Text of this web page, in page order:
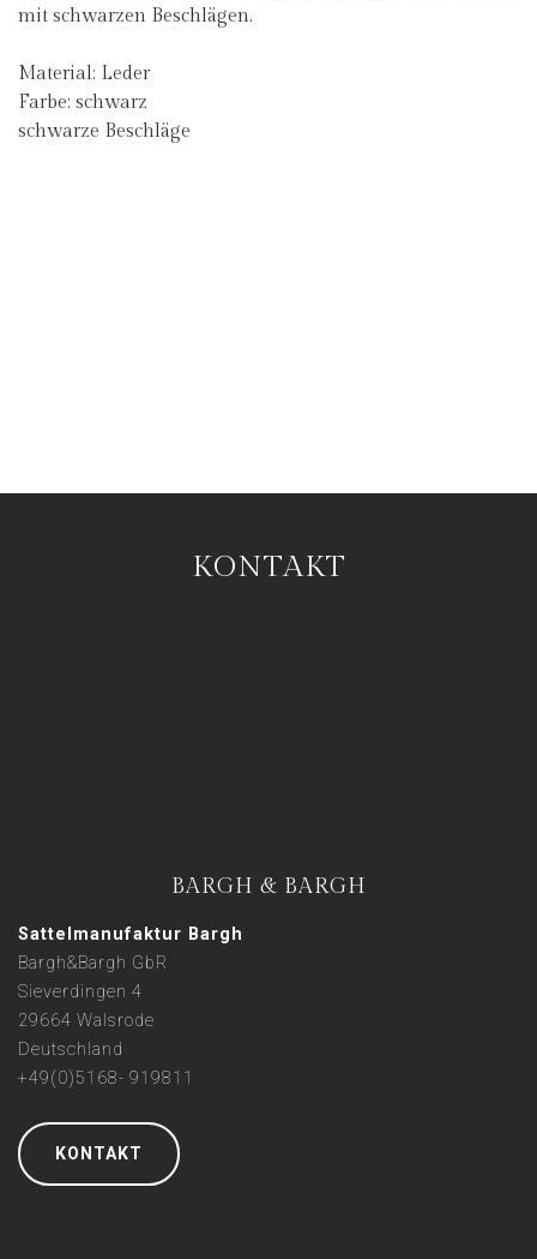
mit schwarzen Beschlägen.
Material: Leder
Farbe: schwarz
schwarze Beschläge
KONTAKT
BARGH & BARGH
Sattelmanufaktur Bargh
Bargh&Bargh GbR
Sieverdingen 4
29664 Walsrode
Deutschland
+49(0)5168- 919811
KONTAKT